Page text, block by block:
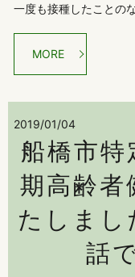
一度も接種したことの
MORE
2019/01/04
船橋市特
期高齢者
たしまし
話